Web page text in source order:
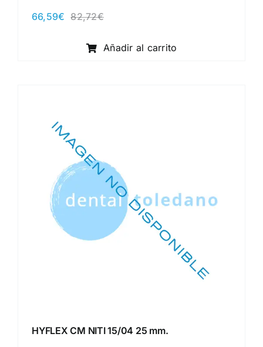
82,72€El
original
era:
66,59€
El
actual
es:
Añadir al carrito
HYFLEX CM NITI 15/04 25 mm.